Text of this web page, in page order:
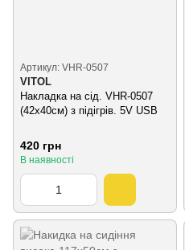
Артикул: VHR-0507
VITOL
Накладка на сід. VHR-0507
(42х40см) з підігрів. 5V USB
420 грн
В наявності